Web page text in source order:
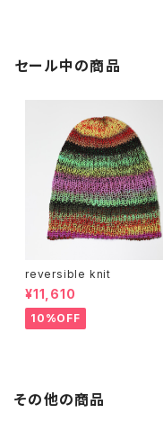
セール中の商品
reversible knit
¥11,610
10%OFF
その他の商品